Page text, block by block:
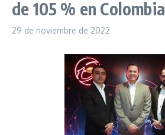
de 105 % en Colombia
29 de noviembre de 2022